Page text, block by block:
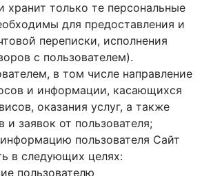
хранит только те персональные
для предоставления и
переписки, исполнения
с пользователем).
в том числе направление
и информации, касающихся
оказания услуг, а также
и заявок от пользователя;
пользователя Сайт
в следующих целях:
пользователю